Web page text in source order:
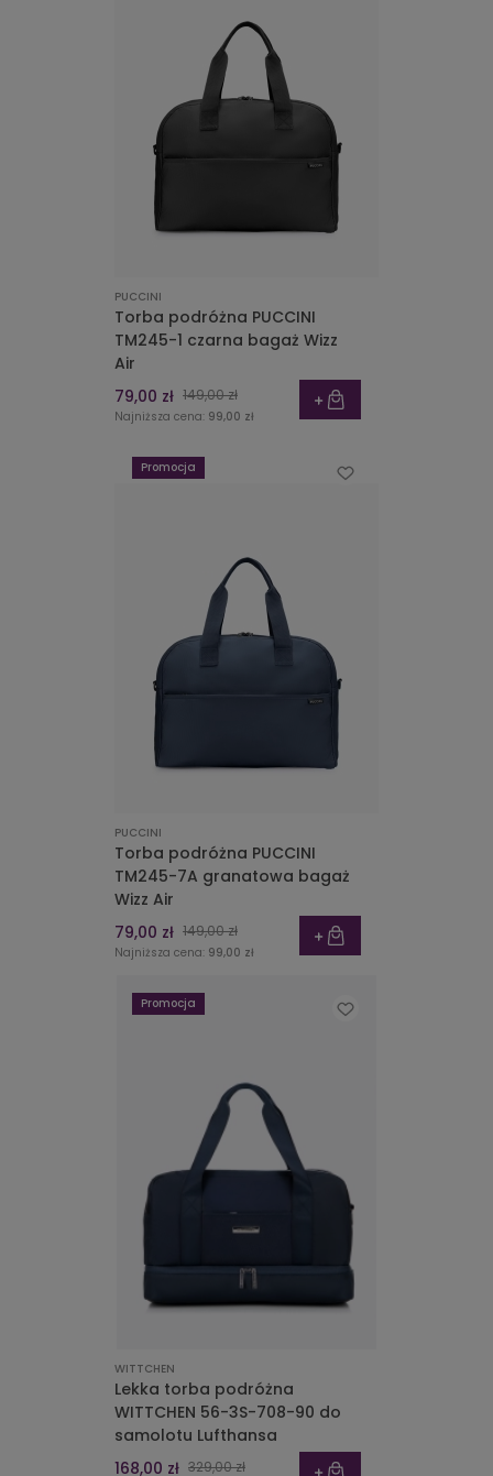
PUCCINI
Torba podróżna PUCCINI
TM245-1 czarna bagaż Wizz
Air
79,00 zł 149,00 zł
Najniższa cena: 99,00 zł
PUCCINI
Torba podróżna PUCCINI
TM245-7A granatowa bagaż
Wizz Air
79,00 zł 149,00 zł
Najniższa cena: 99,00 zł
Promocja
WITTCHEN
Lekka torba podróżna
WITTCHEN 56-3S-708-90 do
samolotu Lufthansa
168,00 zł 329,00 zł
Promocja